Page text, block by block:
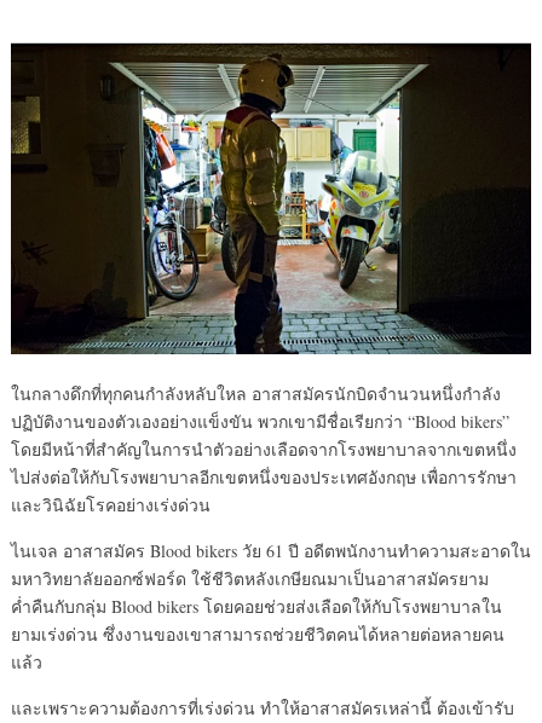
ในกลางดึกที่ทุกคนกำลังหลับใหล อาสาสมัครนักบิดจำนวนหนึ่งกำลัง
ปฏิบัติงานของตัวเองอย่างแข็งขัน พวกเขามีชื่อเรียกว่า “Blood bikers”
โดยมีหน้าที่สำคัญในการนำตัวอย่างเลือดจากโรงพยาบาลจากเขตหนึ่ง
ไปส่งต่อให้กับโรงพยาบาลอีกเขตหนึ่งของประเทศอังกฤษ เพื่อการรักษา
และวินิฉัยโรคอย่างเร่งด่วน
ไนเจล อาสาสมัคร Blood bikers วัย 61 ปี อดีตพนักงานทำความสะอาดใน
มหาวิทยาลัยออกซ์ฟอร์ด ใช้ชีวิตหลังเกษียณมาเป็นอาสาสมัครยาม
ค่ำคืนกับกลุ่ม Blood bikers โดยคอยช่วยส่งเลือดให้กับโรงพยาบาลใน
ยามเร่งด่วน ซึ่งงานของเขาสามารถช่วยชีวิตคนได้หลายต่อหลายคน
แล้ว
และเพราะความต้องการที่เร่งด่วน ทำให้อาสาสมัครเหล่านี้ ต้องเข้ารับ